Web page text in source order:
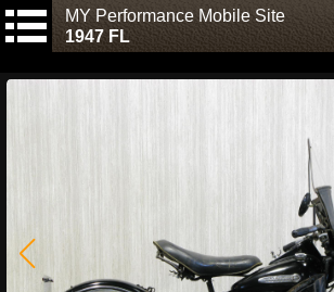
MY Performance Mobile Site
1947 FL